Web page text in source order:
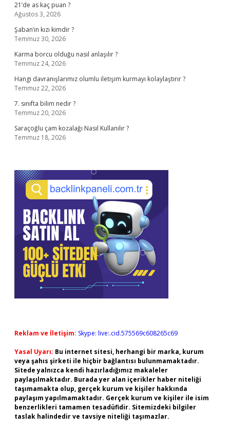
21’de as kaç puan ?
Ağustos 3, 2026
Şaban’ın kızı kimdir ?
Temmuz 30, 2026
Karma borcu olduğu nasıl anlaşılır ?
Temmuz 24, 2026
Hangi davranışlarımız olumlu iletişim kurmayı kolaylaştırır ?
Temmuz 22, 2026
7. sınıfta bilim nedir ?
Temmuz 20, 2026
Saraçoğlu çam kozalağı Nasıl Kullanılır ?
Temmuz 18, 2026
Reklam ve İletişim: Skype: live:.cid.575569c608265c69
Yasal Uyarı: Bu internet sitesi, herhangi bir marka, kurum
veya şahıs şirketi ile hiçbir bağlantısı bulunmamaktadır.
Sitede yalnızca kendi hazırladığımız makaleler
paylaşılmaktadır. Burada yer alan içerikler haber niteliği
taşımamakta olup, gerçek kurum ve kişiler hakkında
paylaşım yapılmamaktadır. Gerçek kurum ve kişiler ile isim
benzerlikleri tamamen tesadüfidir. Sitemizdeki bilgiler
taslak halindedir ve tavsiye niteliği taşımazlar.